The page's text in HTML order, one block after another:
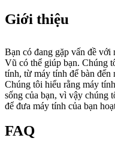
Giới thiệu
Bạn có đang gặp vấn đề
Vũ có thể giúp bạn. Chúng
tính, từ máy tính để bàn đến
Chúng tôi hiểu rằng máy
sống của bạn, vì vậy chúng
để đưa máy tính của bạn
FAQ